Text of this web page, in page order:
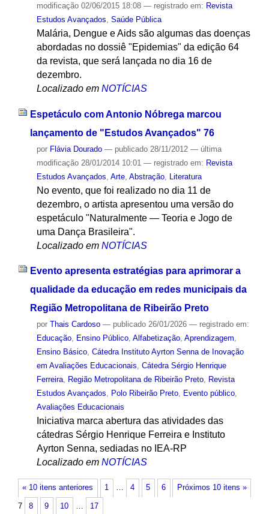
modificação02/06/2015 18:08 — registrado em: Revista
Estudos Avançados Saúde Pública
Malária, Dengue e Aids são algumas das doenças
abordadas no dossiê "Epidemias" da edição 64
da revista, que será lançada no dia 16 de
dezembro.
Localizado em NOTÍCIAS
Espetáculo com Antonio Nóbrega marcou
lançamento de "Estudos Avançados" 76
por Flávia Dourado — publicado28/11/2012 — última
modificação28/01/2014 10:01 — registrado em: Revista
Estudos Avançados Arte, Abstração, Literatura
No evento, que foi realizado no dia 11 de
dezembro, o artista apresentou uma versão do
espetáculo "Naturalmente — Teoria e Jogo de
uma Dança Brasileira".
Localizado em NOTÍCIAS
Evento apresenta estratégias para aprimorar a
qualidade da educação em redes municipais da
Região Metropolitana de Ribeirão Preto
por Thais Cardoso — publicado26/01/2026 — registrado em:
Educação, Ensino Público, Alfabetização, Aprendizagem,
Ensino Básico, Cátedra Instituto Ayrton Senna de Inovação
em Avaliações Educacionais, Cátedra Sérgio Henrique
Ferreira, Região Metropolitana de Ribeirão Preto, Revista
Estudos Avançados, Polo Ribeirão Preto, Evento público,
Avaliações Educacionais
Iniciativa marca abertura das atividades das
cátedras Sérgio Henrique Ferreira e Instituto
Ayrton Senna, sediadas no IEA-RP
Localizado em NOTÍCIAS
« 10 itens anteriores Próximos 10 itens »
1 … 4 5 6
7 8 9 10 … 17